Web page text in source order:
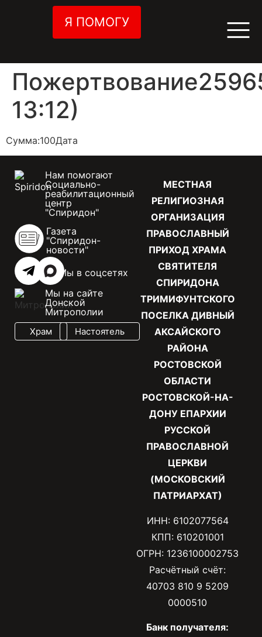
Я ПОМОГУ
13:12)
Сумма:100Дата
МЕСТНАЯ
РЕЛИГИОЗНАЯ
ОРГАНИЗАЦИЯ
ПРАВОСЛАВНЫЙ
ПРИХОД ХРАМА
СВЯТИТЕЛЯ
СПИРИДОНА
ТРИМИФУНТСКОГО
ПОСЕЛКА ДИВНЫЙ
АКСАЙСКОГО
РАЙОНА
РОСТОВСКОЙ
ОБЛАСТИ
РОСТОВСКОЙ-НА-
ДОНУ ЕПАРХИИ
РУССКОЙ
ПРАВОСЛАВНОЙ
ЦЕРКВИ
(МОСКОВСКИЙ
ПАТРИАРХАТ)
ИНН: 6102077564
КПП: 610201001
ОГРН: 1236100002753
Расчётный счёт:
40703 810 9 5209
0000510
Банк получателя:
Нам помогают
Социально-
реабилитационный
центр
"Спиридон"
Газета
"Спиридон-
новости"
Мы в соцсетях
Мы на сайте
Донской
Митрополии
Храм Настоятель